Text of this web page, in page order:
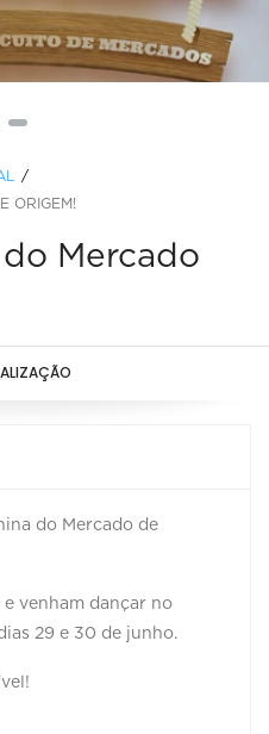
ORIGEM!
do Mercado
do Mercado de
venham dançar no
29 e 30 de junho.